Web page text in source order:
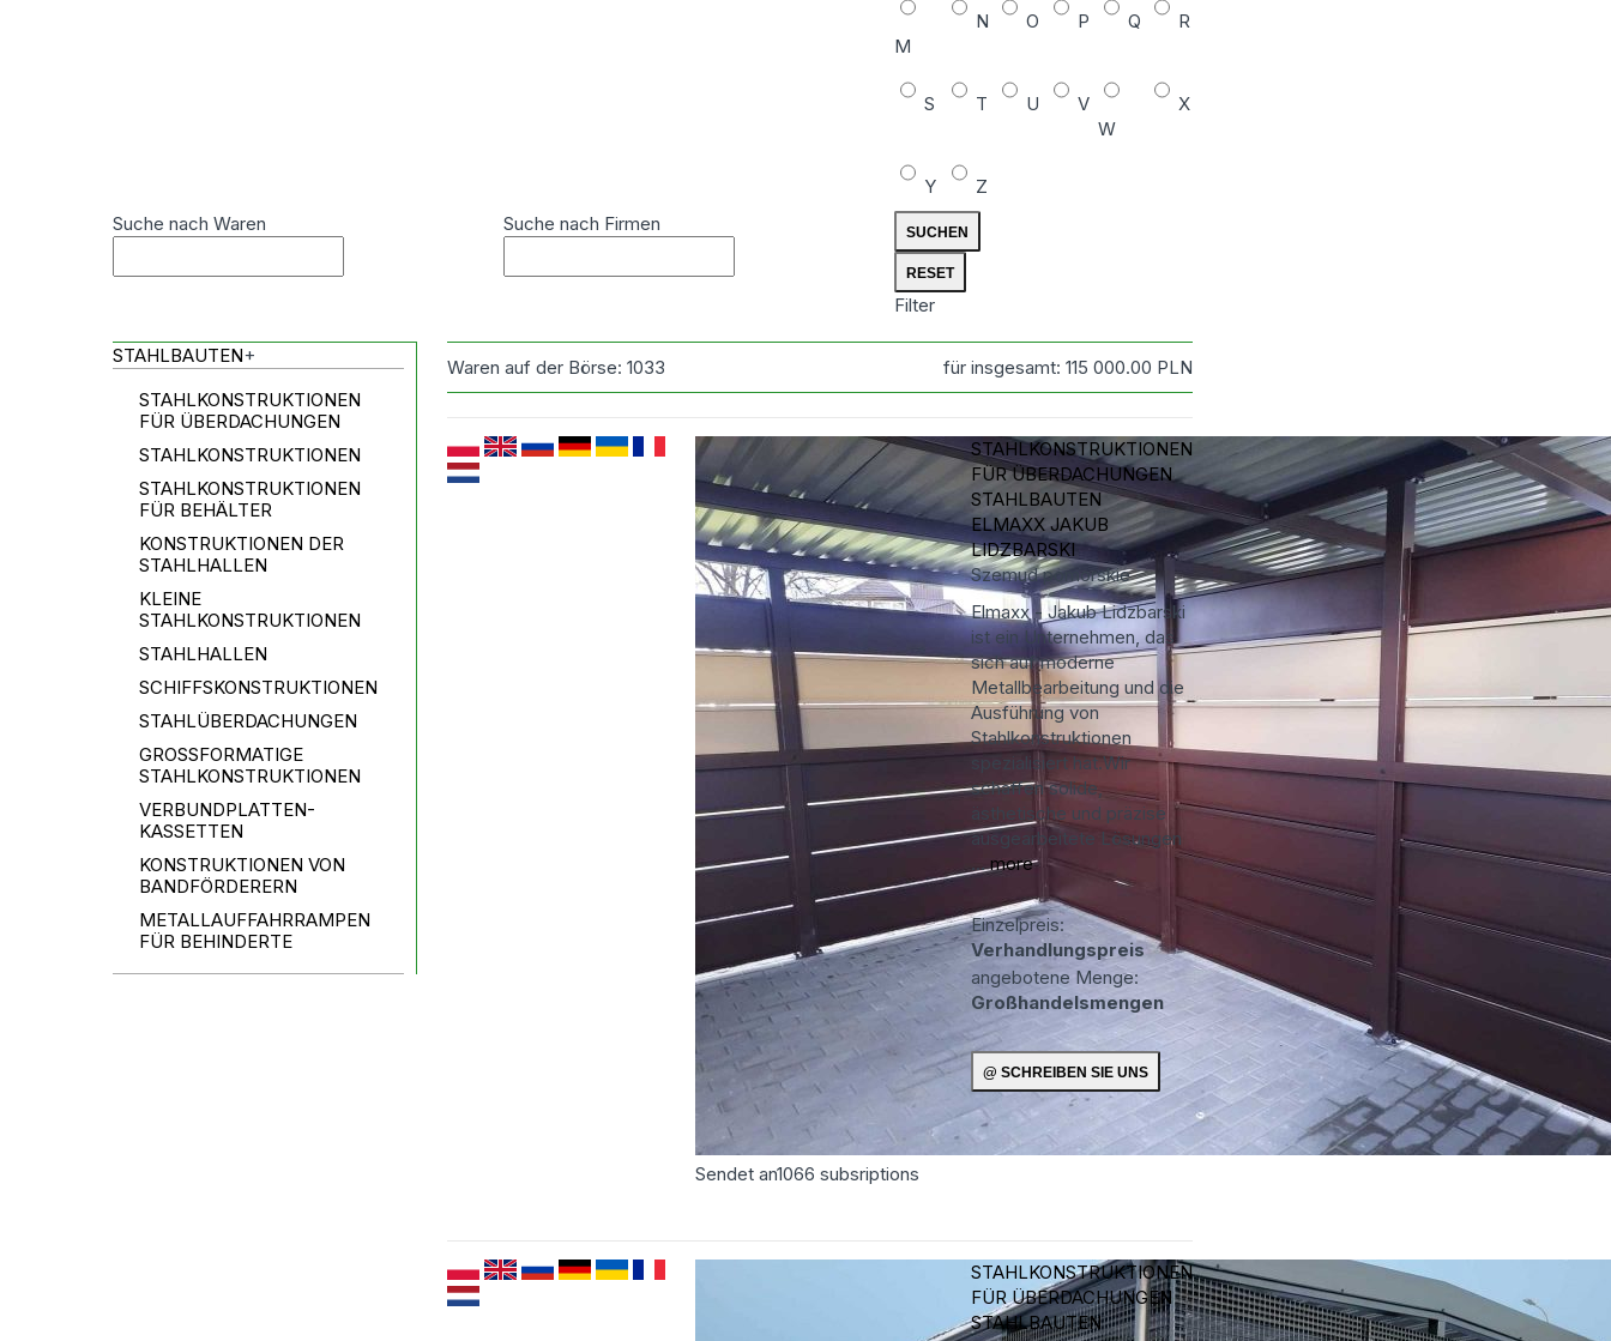
M
N O P Q R
S T U
V
W
X
Y
Z
Suche nach Waren
Suche nach Firmen
Filter
STAHLBAUTEN+
STAHLKONSTRUKTIONEN
FÜR ÜBERDACHUNGEN
STAHLKONSTRUKTIONEN
STAHLKONSTRUKTIONEN
FÜR BEHÄLTER
KONSTRUKTIONEN DER
STAHLHALLEN
KLEINE
STAHLKONSTRUKTIONEN
STAHLHALLEN
SCHIFFSKONSTRUKTIONEN
STAHLÜBERDACHUNGEN
GROSSFORMATIGE
STAHLKONSTRUKTIONEN
VERBUNDPLATTEN-
KASSETTEN
KONSTRUKTIONEN VON
BANDFÖRDERERN
METALLAUFFAHRRAMPEN
FÜR BEHINDERTE
Waren auf der Börse:1033 für insgesamt: 115 000.00 PLN
Sendet an1066 subsriptions
STAHLKONSTRUKTIONEN
FÜR ÜBERDACHUNGEN
STAHLBAUTEN
ELMAXX JAKUB
LIDZBARSKI
Szemudpomorskie
Elmaxx - Jakub Lidzbarski
ist ein Unternehmen, das
sich auf moderne
Metallbearbeitung und die
Ausführung von
Stahlkonstruktionen
spezialisiert hat.Wir
schaffen solide,
ästhetische und präzise
ausgearbeitete Lösungen
...more
Einzelpreis:
Verhandlungspreis
angebotene Menge:
Großhandelsmengen
STAHLKONSTRUKTIONEN
FÜR ÜBERDACHUNGEN
STAHLBAUTEN